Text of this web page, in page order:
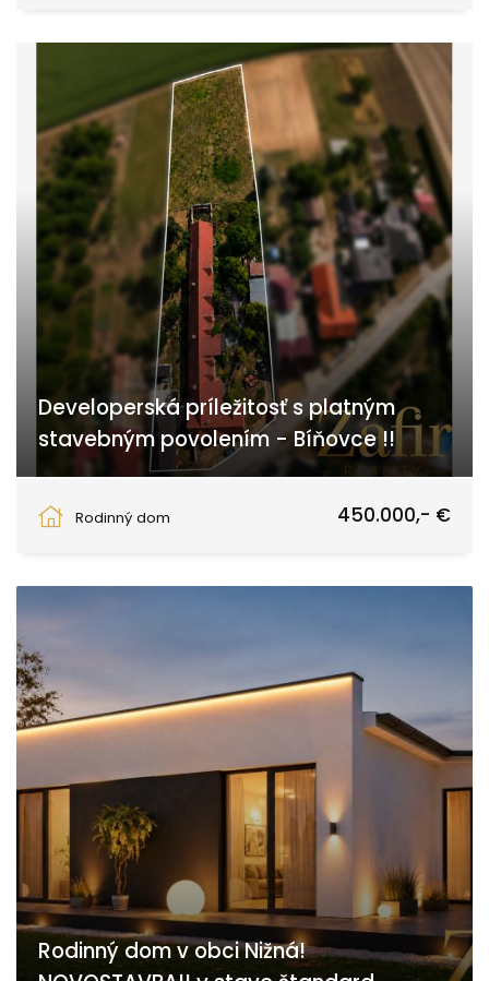
Developerská príležitosť s platným
stavebným povolením - Bíňovce !!
Rodinný dom
450.000,- €
Rodinný dom v obci Nižná!